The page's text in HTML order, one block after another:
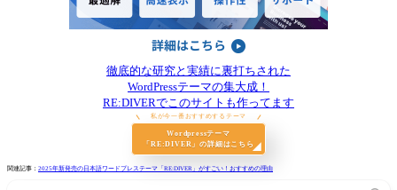
徹底的な研究と実績に裏打ちされた
WordPressテーマの集大成！
RE:DIVERでこのサイトも作ってます
私が今一番おすすめするテーマ
Wordpressテーマ
「RE:DIVER」の詳細はこちら
関連記事： 2025年新発売の日本語ワードプレステーマ「RE:DIVER」がすごい！おすすめの理由